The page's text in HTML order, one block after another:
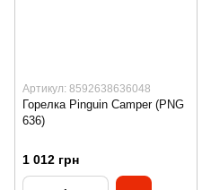
Артикул: 8592638636048
Горелка Pinguin Camper (PNG
636)
1 012 грн